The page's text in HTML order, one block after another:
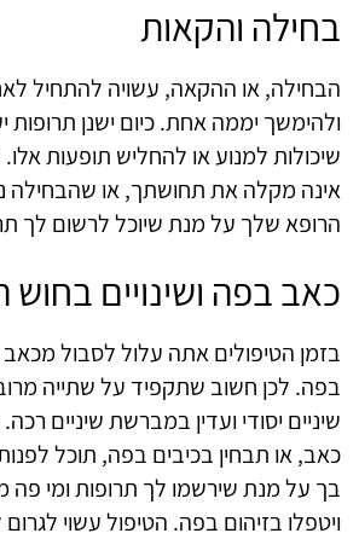
בחילה והקאות
הבחילה, או ההקאה, עשויה להתחיל
ולהימשך יממה אחת. כיום ישנן תרופות
שיכולות למנוע או להחליש תופעות
אינה מקלה את תחושתך, או שהבחילה
הרופא שלך על מנת שיוכל לרשום לך
כאב בפה ושינויים
בזמן הטיפולים אתה עלול לסבול מכאב
בפה. לכן חשוב שתקפיד על שתייה
שיניים יסודי ועדין במברשת שיניים
כאב, או תבחין בכיבים בפה, תוכל
בך על מנת שירשמו לך תרופות ומי פה
ויטפלו בזיהום בפה. הטיפול עשוי לגרום